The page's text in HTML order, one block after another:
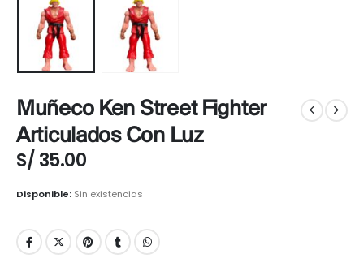
Muñeco Ken Street Fighter
Articulados Con Luz
S/ 35.00
Disponible: Sin existencias